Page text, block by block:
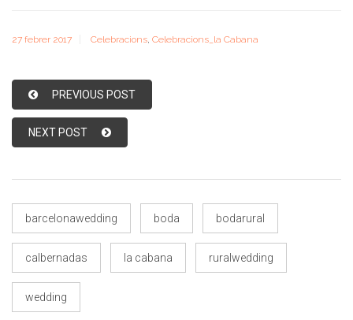
27 febrer 2017 Celebracions, Celebracions_la Cabana
PREVIOUS POST
NEXT POST
barcelonawedding boda bodarural
calbernadas la cabana ruralwedding
wedding